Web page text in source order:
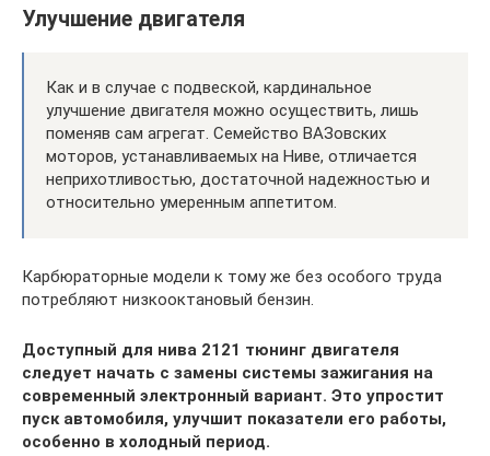
Улучшение двигателя
Как и в случае с подвеской, кардинальное
улучшение двигателя можно осуществить, лишь
поменяв сам агрегат. Семейство ВАЗовских
моторов, устанавливаемых на Ниве, отличается
неприхотливостью, достаточной надежностью и
относительно умеренным аппетитом.
Карбюраторные модели к тому же без особого труда
потребляют низкооктановый бензин.
Доступный для нива 2121 тюнинг двигателя
следует начать с замены системы зажигания на
современный электронный вариант. Это упростит
пуск автомобиля, улучшит показатели его работы,
особенно в холодный период.